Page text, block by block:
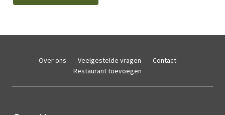
Over ons Veelgestelde vragen
Contact
Restaurant toevoegen